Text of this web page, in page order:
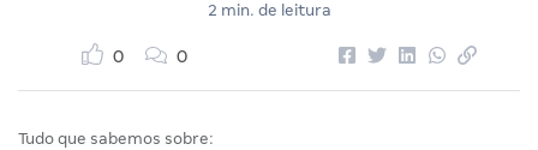
2 min. de leitura
0 0
Tudo que sabemos sobre: